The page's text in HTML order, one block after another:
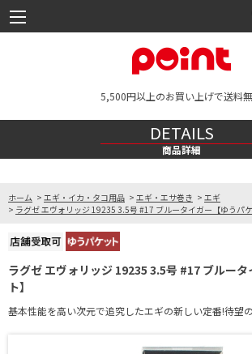
5,500円以上のお買い上げで送料
DETAILS
商品詳細
ホーム > エギ・イカ・タコ用品 > エギ・エサ巻き > エギ
> ラグゼ エヴォリッジ 19235 3.5号 #17 ブルータイガー【ゆうパケ
ラグゼ エヴォリッジ 19235 3.5号 #17 ブルー
ト】
基本性能を高い次元で追究したエギの新しい定番!待望